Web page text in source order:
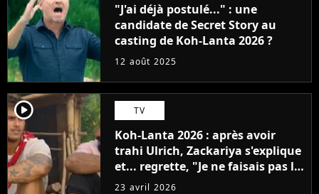
"J'ai déjà postulé..." : une
candidate de Secret Story au
casting de Koh-Lanta 2026 ?
12 août 2025
player2 TV
Koh-Lanta 2026 : après avoir
trahi Ulrich, Zackariya s'explique
et... regrette, "Je ne faisais pas le
malin"
23 avril 2026